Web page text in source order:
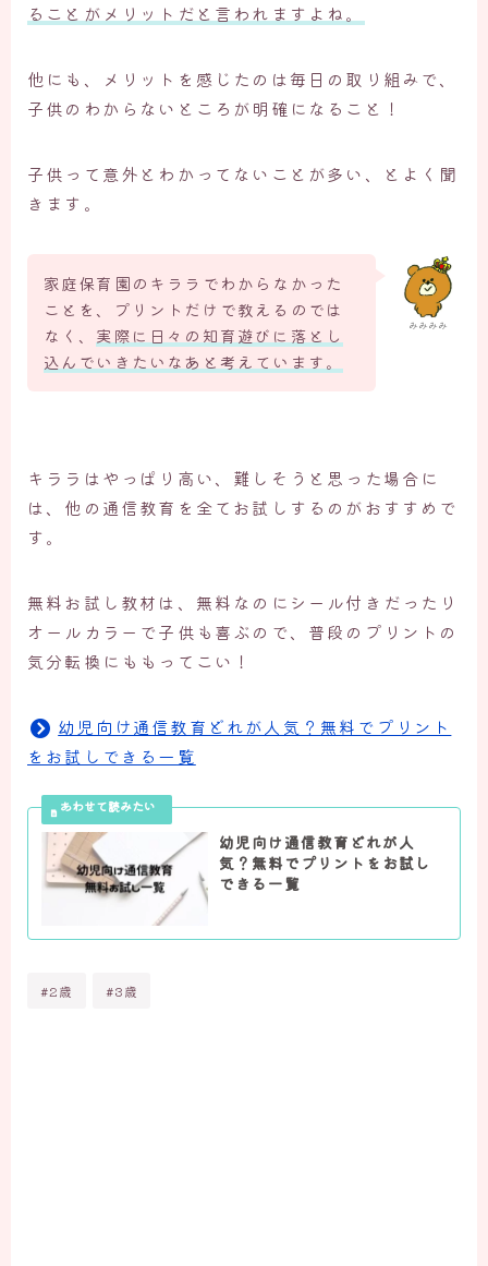
ることがメリットだと言われますよね。
他にも、メリットを感じたのは毎日の取り組みで、
子供のわからないところが明確になること！
子供って意外とわかってないことが多い、とよく聞
きます。
みみみみ
家庭保育園のキララでわからなかった
ことを、プリントだけで教えるのでは
なく、 実際に日々の知育遊びに落とし
込んでいきたいなあと考えています。
キララはやっぱり高い、難しそうと思った場合に
は、他の通信教育を全てお試しするのがおすすめで
す。
無料お試し教材は、無料なのにシール付きだったり
オールカラーで子供も喜ぶので、普段のプリントの
気分転換にももってこい！
幼児向け通信教育どれが人気？無料でプリント
をお試しできる一覧
幼児向け通信教育どれが人
気？無料でプリントをお試し
できる一覧
#2歳 #3歳